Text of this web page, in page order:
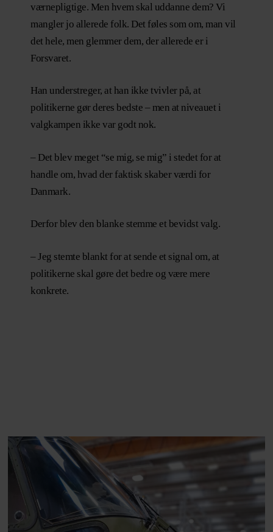
værnepligtige. Men hvem skal uddanne dem? Vi
mangler jo allerede folk. Det føles som om, man vil
det hele, men glemmer dem, der allerede er i
Forsvaret.
Han understreger, at han ikke tvivler på, at
politikerne gør deres bedste – men at niveauet i
valgkampen ikke var godt nok.
– Det blev meget “se mig, se mig” i stedet for at
handle om, hvad der faktisk skaber værdi for
Danmark.
Derfor blev den blanke stemme et bevidst valg.
– Jeg stemte blankt for at sende et signal om, at
politikerne skal gøre det bedre og være mere
konkrete.